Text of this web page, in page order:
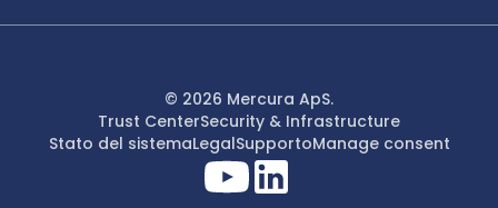
© 2026 Mercura ApS.
Trust CenterSecurity & Infrastructure
Stato del sistemaLegalSupportoManage consent